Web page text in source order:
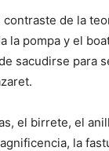
de la
la pompa y el
sacudirse para
el birrete, el
la